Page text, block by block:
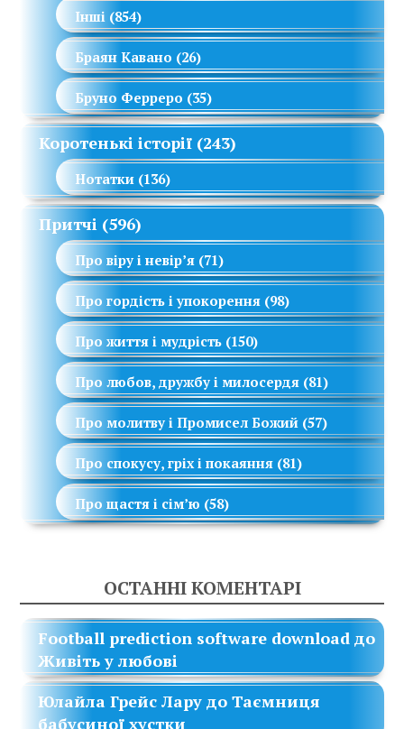
Інші (854)
Браян Кавано (26)
Бруно Ферреро (35)
Коротенькі історії (243)
Нотатки (136)
Притчі (596)
Про віру і невір’я (71)
Про гордість і упокорення (98)
Про життя і мудрість (150)
Про любов, дружбу і милосердя (81)
Про молитву і Промисел Божий (57)
Про спокусу, гріх і покаяння (81)
Про щастя і сім’ю (58)
ОСТАННІ КОМЕНТАРІ
Football prediction software download до
Живіть у любові
Юлайла Грейс Лару доТаємниця
бабусиної хустки